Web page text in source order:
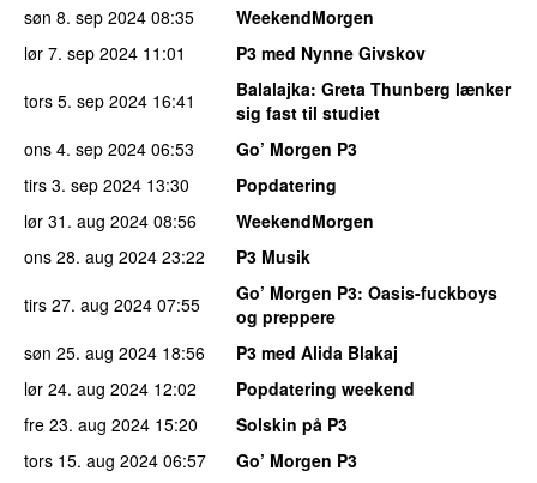
søn 8. sep 2024 08:35
WeekendMorgen
lør 7. sep 2024 11:01
P3 med Nynne Givskov
tors 5. sep 2024 16:41 Balalajka: Greta Thunberg lænker
sig fast til studiet
ons 4. sep 2024 06:53
Go’ Morgen P3
tirs 3. sep 2024 13:30
Popdatering
lør 31. aug 2024 08:56
WeekendMorgen
ons 28. aug 2024 23:22
P3 Musik
tirs 27. aug 2024 07:55 Go’ Morgen P3: Oasis-fuckboys
og preppere
søn 25. aug 2024 18:56
P3 med Alida Blakaj
lør 24. aug 2024 12:02
Popdatering weekend
fre 23. aug 2024 15:20
Solskin på P3
tors 15. aug 2024 06:57
Go’ Morgen P3